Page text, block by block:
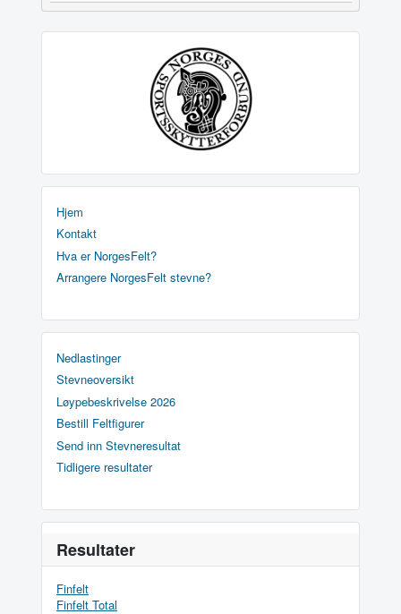
Hjem
Kontakt
Hva er NorgesFelt?
Arrangere NorgesFelt stevne?
Nedlastinger
Stevneoversikt
Løypebeskrivelse 2026
Bestill Feltfigurer
Send inn Stevneresultat
Tidligere resultater
Resultater
Finfelt
Finfelt Total